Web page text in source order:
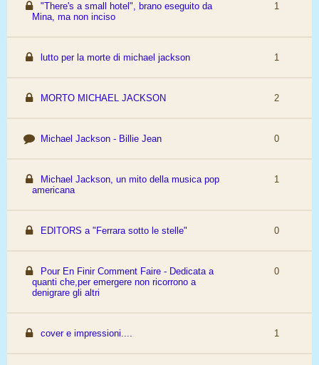
"There's a small hotel", brano eseguito da
Mina, ma non inciso
1
lutto per la morte di michael jackson 1
MORTO MICHAEL JACKSON 2
Michael Jackson - Billie Jean 0
Michael Jackson, un mito della musica pop
americana
1
EDITORS a "Ferrara sotto le stelle" 0
Pour En Finir Comment Faire - Dedicata a
quanti che,per emergere non ricorrono a
denigrare gli altri
0
cover e impressioni.... 1